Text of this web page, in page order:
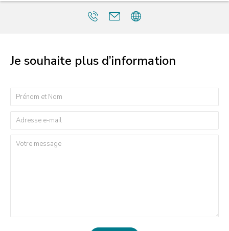
Je souhaite plus d’information